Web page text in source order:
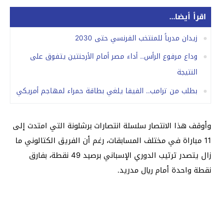
اقرأ أيضا...
زيدان مدرباً للمنتخب الفرنسي حتى 2030
وداع مرفوع الرأس.. أداء مصر أمام الأرجنتين يتفوق على
النتيجة
بطلب من ترامب.. الفيفا يلغي بطاقة حمراء لمهاجم أمريكي
وأوقف هذا الانتصار سلسلة انتصارات برشلونة التي امتدت إلى
11 مباراة في مختلف المسابقات، رغم أن الفريق الكتالوني ما
زال يتصدر ترتيب الدوري الإسباني برصيد 49 نقطة، بفارق
نقطة واحدة أمام ريال مدريد.